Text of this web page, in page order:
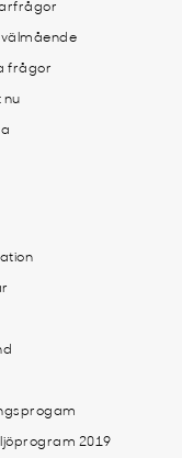
frågor
nu
2019